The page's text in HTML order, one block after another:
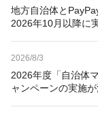
地方自治体と
2026年10月以降に
2026/8/3
2026年度「自治体
ャンペーンの実施